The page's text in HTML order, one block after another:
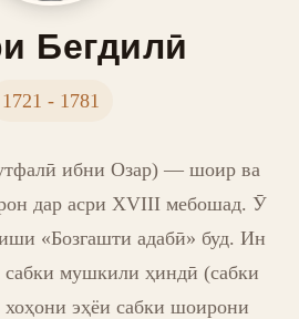
Бегдилӣ
1721 - 1781
ибни Озар) — шоир ва
дар асри XVIII мебошад. Ӯ
«Бозгашти адабӣ» буд. Ин
мушкили ҳиндӣ (сабки
хоҳони эҳёи сабки шоирони